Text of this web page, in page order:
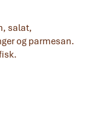
salat,
og parmesan.